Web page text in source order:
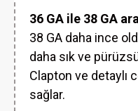
36 GA ile 38 GA
38 GA daha ince
daha sık ve
Clapton ve detaylı
sağlar.